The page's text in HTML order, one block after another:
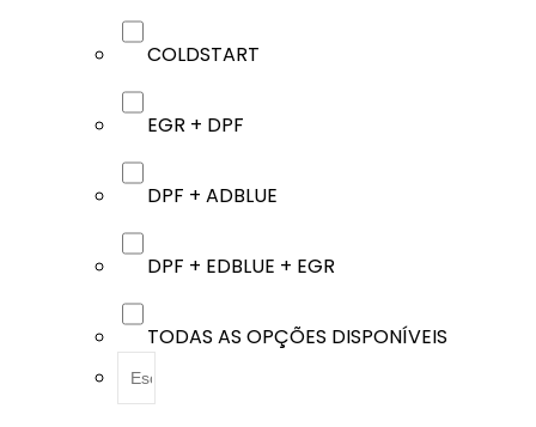
COLDSTART
EGR + DPF
DPF + ADBLUE
DPF + EDBLUE + EGR
TODAS AS OPÇÕES DISPONÍVEIS